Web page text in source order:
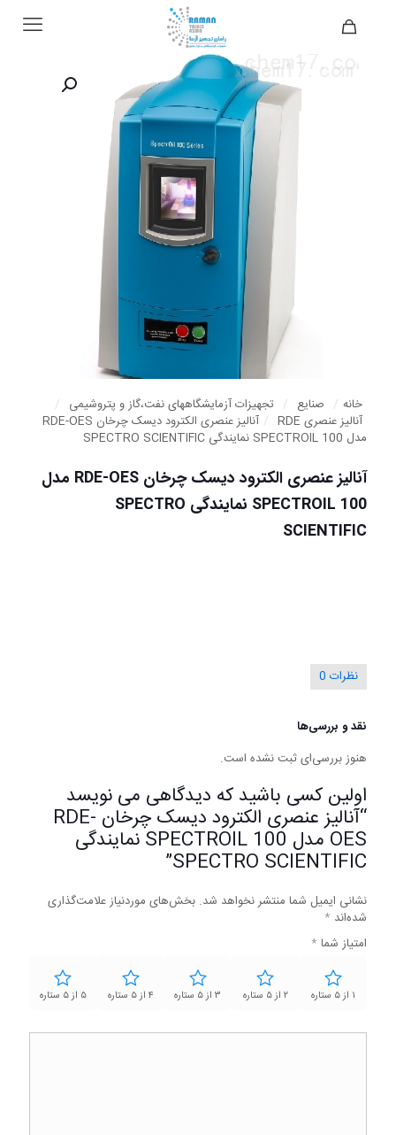
خانه / صنایع / تجهیزات آزمایشگاههای نفت،گاز و پتروشیمی /
آنالیز عنصری RDE
/
آنالیز عنصری الکترود دیسک چرخان RDE-OES
مدل SPECTROIL 100 نمایندگی SPECTRO SCIENTIFIC
آنالیز عنصری الکترود دیسک چرخان RDE-OES مدل
SPECTROIL 100 نمایندگی SPECTRO
SCIENTIFIC
نظرات 0
نقد و بررسی‌ها
هنوز بررسی‌ای ثبت نشده است.
اولین کسی باشید که دیدگاهی می نویسد
“آنالیز عنصری الکترود دیسک چرخان RDE-
OES مدل SPECTROIL 100 نمایندگی
SPECTRO SCIENTIFIC”
نشانی ایمیل شما منتشر نخواهد شد. بخش‌های موردنیاز علامت‌گذاری
شده‌اند *
امتیاز شما *
۱ از ۵ ستاره ۲ از ۵ ستاره ۳ از ۵ ستاره ۴ از ۵ ستاره ۵ از ۵ ستاره